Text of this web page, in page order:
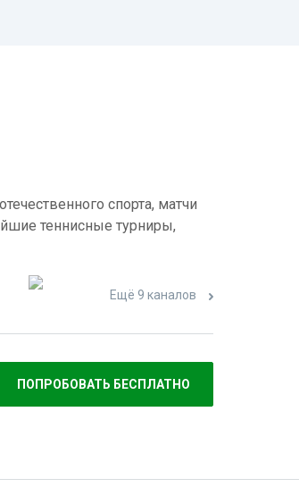
спорта, матчи
теннисные турниры,
Ещё 9 каналов
ПОПРОБОВАТЬ БЕСПЛАТНО